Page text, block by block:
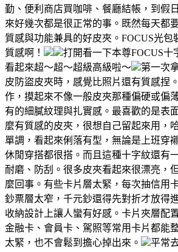
勤、便利商店買咖啡、餐廳結帳，到假
來好幾次都是很正常的事。既然每天都
質感與功能兼具的好皮夾。FOCUS光包
質感啊！
打開看一下本尊FOCUS十
看起來超～超～超級高級啦～
第一次
皮防盜皮夾時，感覺比照片還有質感捏
作，摸起來不像一般皮夾那種偏硬或偏
有的細膩紋理與扎實感。最喜歡的是表
麼有質感的皮夾，很想自己留起來用，
單調，看起來俐落有型，無論是上班穿
休閒穿搭都很搭。而且這種十字紋還有
耐磨、防刮。很多皮夾看起來很漂亮，
麼回事。有些卡片層太緊，每次抽信用
鈔票層太窄，千元鈔還得先對折才放得
收納設計上讓人蠻有好感。卡片夾層配
金融卡、會員卡、駕照等常用卡片都能
太緊，也不會鬆到擔心掉出來。
平常